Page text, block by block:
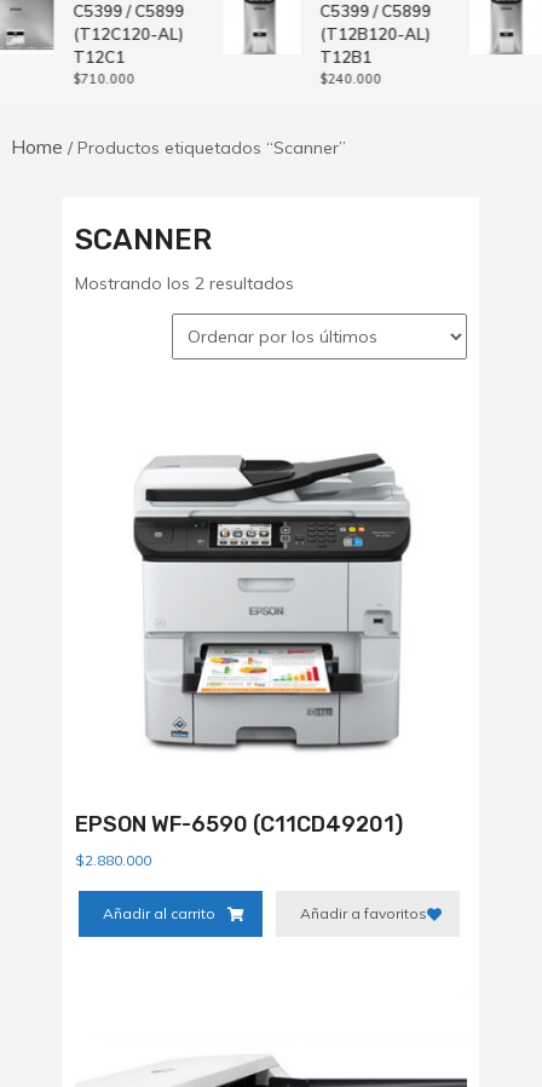
C5399 / C5899
(T12C120-AL)
T12C1
$710.000
C5399 / C5899
(T12B120-AL)
T12B1
$240.000
Home / Productos etiquetados “Scanner”
SCANNER
Mostrando los 2 resultadosOrdenado
los
últimos
EPSON WF-6590 (C11CD49201)
$2.880.000
Añadir al carrito Añadir a favoritos